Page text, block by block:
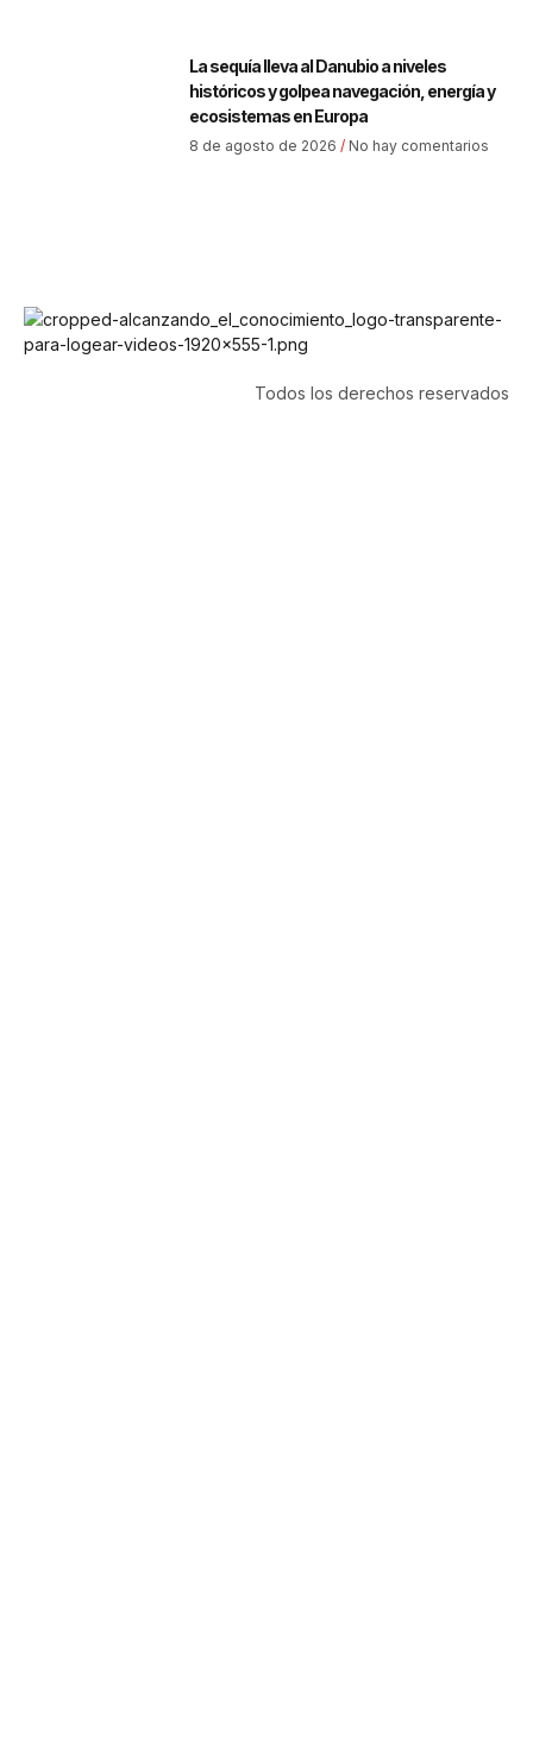
La sequía lleva al Danubio a niveles
históricos y golpea navegación, energía y
ecosistemas en Europa
8 de agosto de 2026 No hay comentarios
Todos los derechos reservados